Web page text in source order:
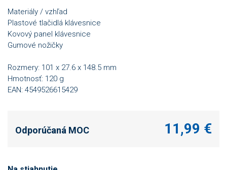
Materiály / vzhľad
Plastové tlačidlá klávesnice
Kovový panel klávesnice
Gumové nožičky
Rozmery: 101 x 27.6 x 148.5 mm
Hmotnosť: 120 g
EAN: 4549526615429
Odporúčaná MOC 11,99 €